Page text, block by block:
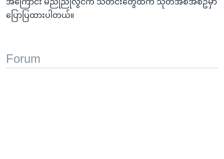
ပြောပြထားပါတယ်။
Forum